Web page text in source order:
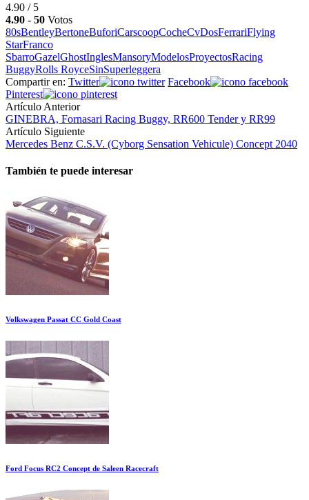
4.90 / 5
4.90 - 50 Votos
80sBentleyBertoneBuforiCarscoopCocheCvDosFerrariFlying
StarFranco
SbarroGazelGhostInglesMansoryModelosProyectosRacing
BuggyRolls RoyceSinSuperleggera
Compartir en: Twitter
Facebook
Pinterest
Artículo Anterior
GINEBRA, Fornasari Racing Buggy, RR600 Tender y RR99
Artículo Siguiente
Mercedes Benz C.S.V. (Cyborg Sensation Vehicule) Concept 2040
También te puede interesar
Volkswagen Passat CC Gold Coast
Ford Focus RC2 Concept de Saleen Racecraft